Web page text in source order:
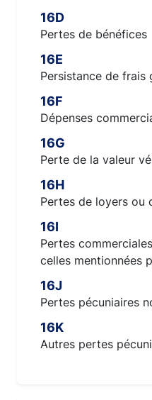
16D
Pertes de bénéfices
16E
Persistance de frais
16F
Dépenses
16G
Perte de la valeur
16H
Pertes de loyers ou
16I
Pertes
celles mentionnées
16J
Pertes pécuniaires
16K
Autres pertes